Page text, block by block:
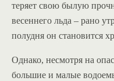
теряет свою былую
весеннего льда – рано
полудня он становится
Однако, несмотря на
большие и малые